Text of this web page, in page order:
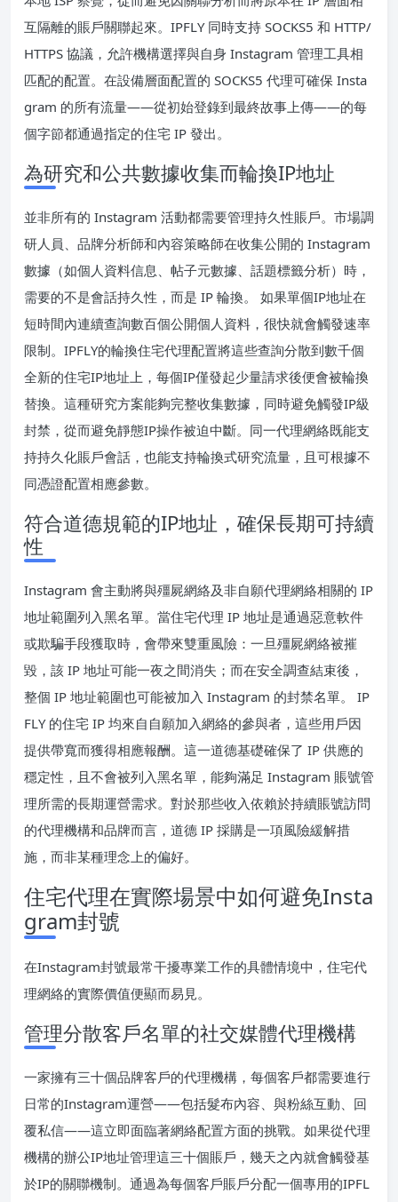
互隔離的賬戶關聯起來。IPFLY 同時支持 SOCKS5 和 HTTP/
HTTPS 協議，允許機構選擇與自身 Instagram 管理工具相
匹配的配置。在設備層面配置的 SOCKS5 代理可確保 Insta
gram 的所有流量——從初始登錄到最終故事上傳——的每
個字節都通過指定的住宅 IP 發出。
為研究和公共數據收集而輪換IP地址
並非所有的 Instagram 活動都需要管理持久性賬戶。市場調
研人員、品牌分析師和內容策略師在收集公開的 Instagram
數據（如個人資料信息、帖子元數據、話題標籤分析）時，
需要的不是會話持久性，而是 IP 輪換。 如果單個IP地址在
短時間內連續查詢數百個公開個人資料，很快就會觸發速率
限制。IPFLY的輪換住宅代理配置將這些查詢分散到數千個
全新的住宅IP地址上，每個IP僅發起少量請求後便會被輪換
替換。這種研究方案能夠完整收集數據，同時避免觸發IP級
封禁，從而避免靜態IP操作被迫中斷。同一代理網絡既能支
持持久化賬戶會話，也能支持輪換式研究流量，且可根據不
同憑證配置相應參數。
符合道德規範的IP地址，確保長期可持續
性
Instagram 會主動將與殭屍網絡及非自願代理網絡相關的 IP
地址範圍列入黑名單。當住宅代理 IP 地址是通過惡意軟件
或欺騙手段獲取時，會帶來雙重風險：一旦殭屍網絡被摧
毀，該 IP 地址可能一夜之間消失；而在安全調查結束後，
整個 IP 地址範圍也可能被加入 Instagram 的封禁名單。 IP
FLY 的住宅 IP 均來自自願加入網絡的參與者，這些用戶因
提供帶寬而獲得相應報酬。這一道德基礎確保了 IP 供應的
穩定性，且不會被列入黑名單，能夠滿足 Instagram 賬號管
理所需的長期運營需求。對於那些收入依賴於持續賬號訪問
的代理機構和品牌而言，道德 IP 採購是一項風險緩解措
施，而非某種理念上的偏好。
住宅代理在實際場景中如何避免Insta
gram封號
在Instagram封號最常干擾專業工作的具體情境中，住宅代
理網絡的實際價值便顯而易見。
管理分散客戶名單的社交媒體代理機構
一家擁有三十個品牌客戶的代理機構，每個客戶都需要進行
日常的Instagram運營——包括髮布內容、與粉絲互動、回
覆私信——這立即面臨著網絡配置方面的挑戰。如果從代理
機構的辦公IP地址管理這三十個賬戶，幾天之內就會觸發基
於IP的關聯機制。通過為每個客戶賬戶分配一個專用的IPFL